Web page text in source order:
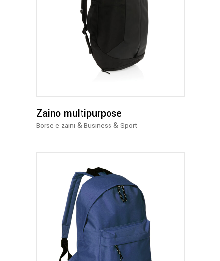
Zaino multipurpose
Borse e zaini & Business & Sport
Questo
prodotto
ha